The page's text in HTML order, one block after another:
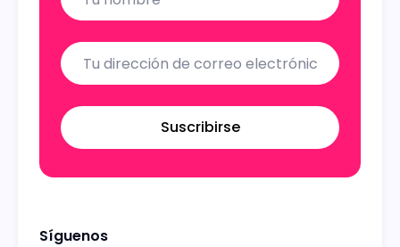
Suscribirse
Síguenos